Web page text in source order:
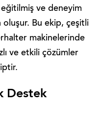
eğitilmiş ve deneyim
oluşur. Bu ekip, çeşitli
makinelerinde
ve etkili çözümler
Destek